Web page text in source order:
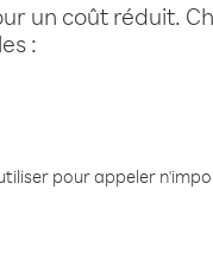
un coût réduit.
:
pour appeler